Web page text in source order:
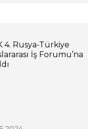
4. Rusya-Türkiye
İş Forumu’na